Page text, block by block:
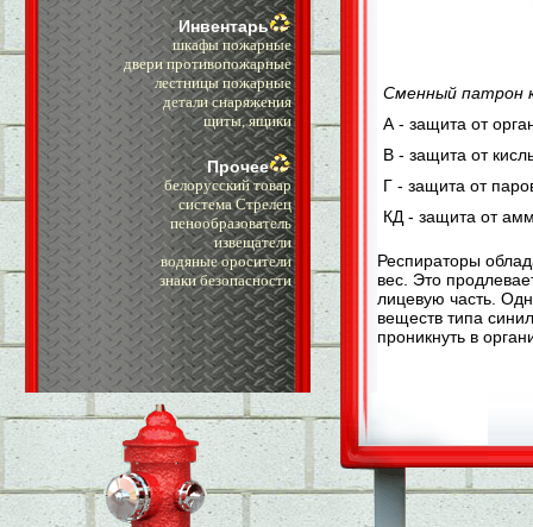
Инвентарь
шкафы пожарные
двери противопожарные
лестницы пожарные
детали снаряжения
щиты, ящики
Прочее
белорусский товар
система Стрелец
пенообразователь
извещатели
водяные оросители
знаки безопасности
Сменный патрон
А - защита от
В - защита от
Г - защита от
КД - защита от
Респираторы
вес. Это
лицевую часть.
веществ типа
проникнуть в